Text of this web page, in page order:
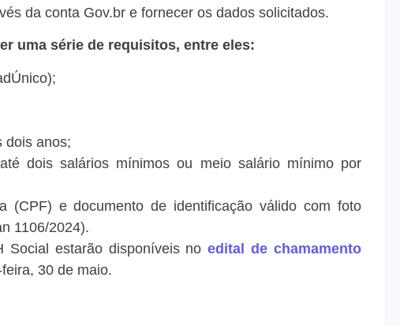
da conta Gov.br e fornecer os dados solicitados.
uma série de requisitos, entre eles:
dois anos;
dois salários mínimos ou meio salário mínimo por
(CPF) e documento de identificação válido com foto
1106/2024).
Social estarão disponíveis noedital de chamamento
30 de maio.